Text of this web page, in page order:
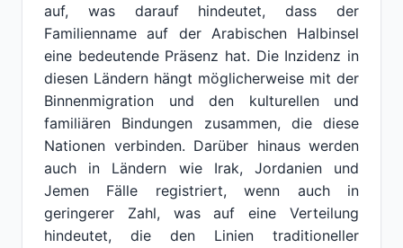
auf, was darauf hindeutet, dass der
Familienname auf der Arabischen Halbinsel
eine bedeutende Präsenz hat. Die Inzidenz in
diesen Ländern hängt möglicherweise mit der
Binnenmigration und den kulturellen und
familiären Bindungen zusammen, die diese
Nationen verbinden. Darüber hinaus werden
auch in Ländern wie Irak, Jordanien und
Jemen Fälle registriert, wenn auch in
geringerer Zahl, was auf eine Verteilung
hindeutet, die den Linien traditioneller